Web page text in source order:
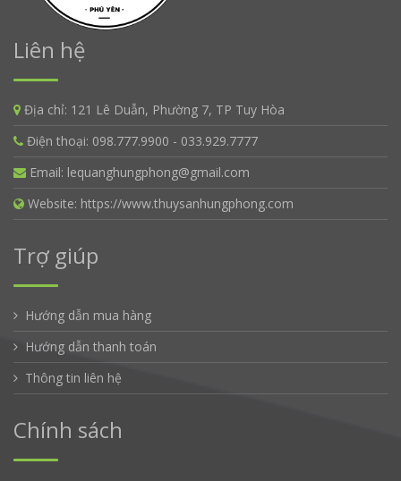
Liên hệ
Địa chỉ: 121 Lê Duẫn, Phường 7, TP Tuy Hòa
Điện thoại: 098.777.9900 - 033.929.7777
Email: lequanghungphong@gmail.com
Website: https://www.thuysanhungphong.com
Trợ giúp
Hướng dẫn mua hàng
Hướng dẫn thanh toán
Thông tin liên hệ
Chính sách